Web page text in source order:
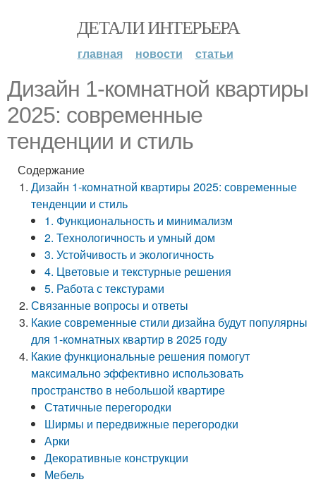
ДЕТАЛИ ИНТЕРЬЕРА
главная новости статьи
Дизайн 1-комнатной квартиры
2025: современные
тенденции и стиль
Содержание
Дизайн 1-комнатной квартиры 2025: современные
тенденции и стиль
1. Функциональность и минимализм
2. Технологичность и умный дом
3. Устойчивость и экологичность
4. Цветовые и текстурные решения
5. Работа с текстурами
Связанные вопросы и ответы
Какие современные стили дизайна будут популярны
для 1-комнатных квартир в 2025 году
Какие функциональные решения помогут
максимально эффективно использовать
пространство в небольшой квартире
Статичные перегородки
Ширмы и передвижные перегородки
Арки
Декоративные конструкции
Мебель